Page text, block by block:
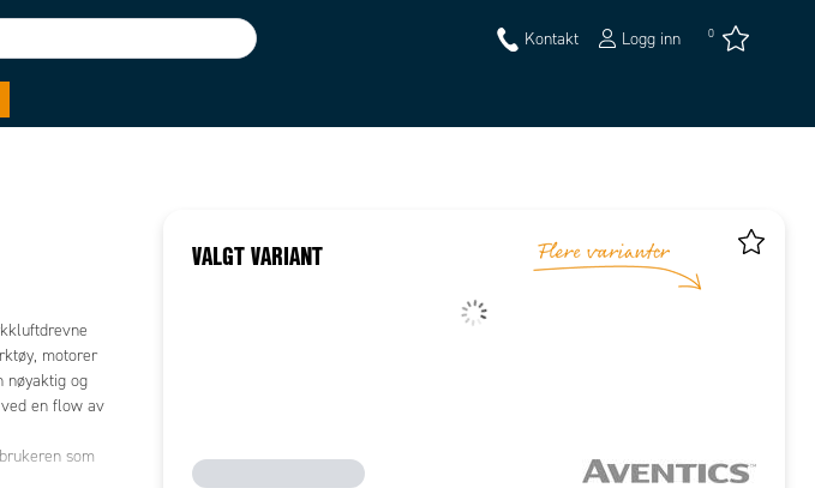
Kontakt Logg inn 0
motorer
nøyaktig og
en flow av
som
VALGT VARIANT